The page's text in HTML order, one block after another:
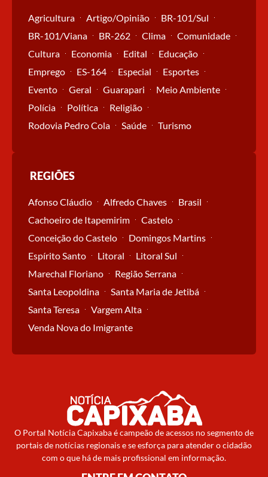
Agricultura Artigo/Opinião
BR-101/Sul
BR-101/Viana
BR-262 Clima
Comunidade
Cultura
Economia Edital
Educação
Emprego
ES-164 Especial
Esportes
Evento
Geral Guarapari
Meio Ambiente
Polícia
Política
Religião
Rodovia Pedro Cola
Saúde Turismo
REGIÕES
Afonso Cláudio Alfredo Chaves
Brasil
Cachoeiro de Itapemirim
Castelo
Conceição do Castelo
Domingos Martins
Espírito Santo
Litoral
Litoral Sul
Marechal Floriano
Região Serrana
Santa Leopoldina
Santa Maria de Jetibá
Santa Teresa
Vargem Alta
Venda Nova do Imigrante
O Portal Notícia Capixaba é campeão de acessos no segmento de
portais de notícias regionais e se esforça para atender o cidadão
com o que há de mais profissional em informação.